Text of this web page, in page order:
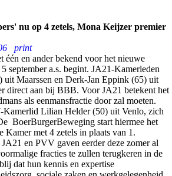
nu op 4 zetels, Mona Keijzer premier
print
één en ander bekend voor het nieuwe
september a.s. begint. JA21-Kamerleden
Maarssen en Derk-Jan Eppink (65) uit
direct aan bij BBB. Voor JA21 betekent het
als eenmansfractie door zal moeten.
Kamerlid Lilian Helder (50) uit Venlo, zich
BoerBurgerBeweging start hiermee het
Kamer met 4 zetels in plaats van 1.
en PVV gaven eerder deze zomer al
fracties te zullen terugkeren in de
dat hun kennis en expertise